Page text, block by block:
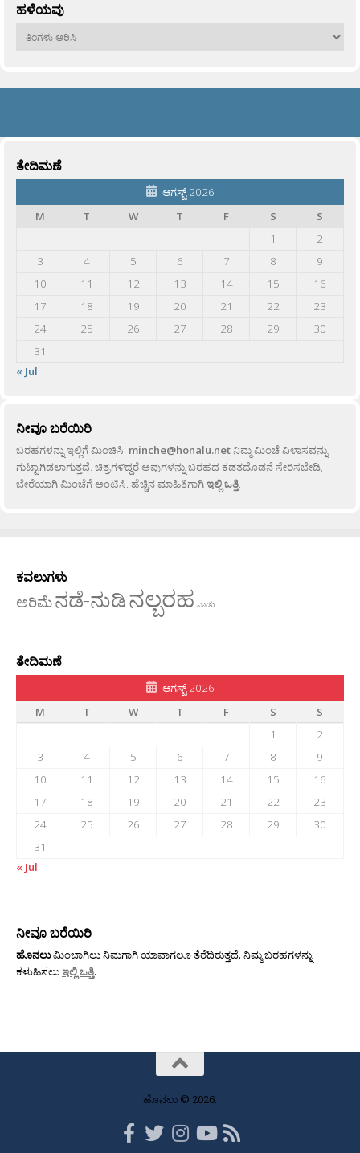
ಹಳೆಯವು
ಹಳೆಯವು
ತೇದಿಮಣೆ
ಆಗಸ್ಟ್ 2026
M
T W T F S
S
1
2
3
4 5 6 7 8
9
10
11 12 13 14 15
16
17
18 19 20 21 22
23
24
25 26 27 28 29
30
31
« Jul
ನೀವೂ ಬರೆಯಿರಿ
ಬರಹಗಳನ್ನು ಇಲ್ಲಿಗೆ ಮಿಂಚಿಸಿ: minche@honalu.netನಿಮ್ಮ ಮಿಂಚೆ ವಿಳಾಸವನ್ನು
ಗುಟ್ಟಾಗಿಡಲಾಗುತ್ತದೆ. ಚಿತ್ರಗಳಿದ್ದರೆ ಅವುಗಳನ್ನು ಬರಹದ ಕಡತದೊಡನೆ ಸೇರಿಸಬೇಡಿ,
ಬೇರೆಯಾಗಿ ಮಿಂಚೆಗೆ ಅಂಟಿಸಿ. ಹೆಚ್ಚಿನ ಮಾಹಿತಿಗಾಗಿಇಲ್ಲಿ ಒತ್ತಿ.
ಕವಲುಗಳು
ಅರಿಮೆನಡೆ-ನುಡಿನಲ್ಬರಹ ನಾಡು
ತೇದಿಮಣೆ
ಆಗಸ್ಟ್ 2026
M
T W T F S
S
1
2
3
4 5 6 7 8
9
10
11 12 13 14 15
16
17
18 19 20 21 22
23
24
25 26 27 28 29
30
31
« Jul
ನೀವೂ ಬರೆಯಿರಿ
ಹೊನಲುಮಿಂಬಾಗಿಲು ನಿಮಗಾಗಿ ಯಾವಾಗಲೂ ತೆರೆದಿರುತ್ತದೆ. ನಿಮ್ಮ ಬರಹಗಳನ್ನು
ಕಳುಹಿಸಲುಇಲ್ಲಿ ಒತ್ತಿ.
ಹೊನಲು © 2026.